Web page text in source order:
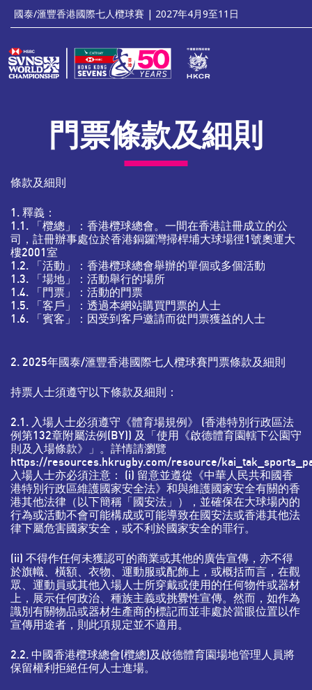
國泰/滙豐香港國際七人欖球賽 | 2027年4月9至11日
門票條款及細則
條款及細則
1. 釋義：
1.1. 「欖總」：香港欖球總會。一間在香港註冊成立的公
司，註冊辦事處位於香港銅鑼灣掃桿埔大球場徑1號奧運大
樓2001室
1.2. 「活動」：香港欖球總會舉辦的單個或多個活動
1.3. 「場地」：活動舉行的場所
1.4. 「門票」：活動的門票
1.5. 「客戶」：透過本網站購買門票的人士
1.6. 「賓客」：因受到客戶邀請而從門票獲益的人士
2. 2025年國泰/滙豐香港國際七人欖球賽門票條款及細則
持票人士須遵守以下條款及細則：
2.1. 入場人士必須遵守《體育場規例》 (香港特別行政區法
例第132章附屬法例(BY)) 及「使用《啟德體育園轄下公園守
則及入場條款》」。詳情請瀏覽
https://resources.hkrugby.com/resource/
入場人士亦必須注意： (i) 留意並遵從《中華人民共和國香
港特別行政區維護國家安全法》和與維護國家安全有關的香
港其他法律（以下簡稱「國安法」），並確保在大球場內的
行為或活動不會可能構成或可能導致在國安法或香港其他法
律下屬危害國家安全，或不利於國家安全的罪行。
(ii) 不得作任何未獲認可的商業或其他的廣告宣傳，亦不得
於旗幟、橫額、衣物、運動服或配飾上，或概括而言，在觀
眾、運動員或其他入場人士所穿戴或使用的任何物件或器材
上，展示任何政治、種族主義或挑釁性宣傳。然而，如作為
識別有關物品或器材生產商的標記而並非處於當眼位置以作
宣傳用途者，則此項規定並不適用。
2.2. 中國香港欖球總會(欖總)及啟德體育園場地管理人員將
保留權利拒絕任何人士進場。